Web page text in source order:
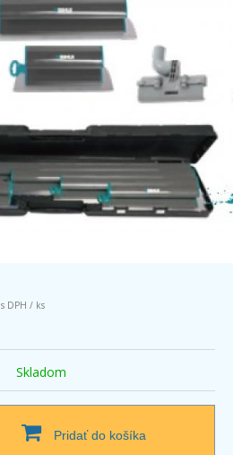
s DPH / ks
Skladom
Pridať do košíka